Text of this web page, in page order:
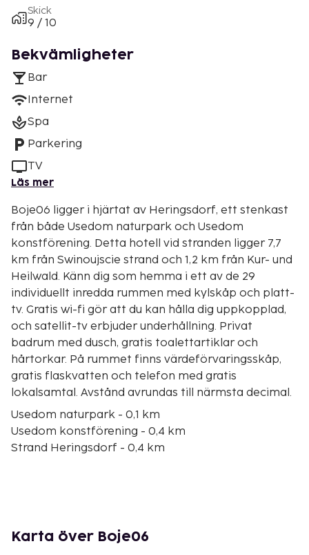
Skick
9 / 10
Bekvämligheter
Bar
Internet
Spa
Parkering
TV
Läs mer
Boje06 ligger i hjärtat av Heringsdorf, ett stenkast
från både Usedom naturpark och Usedom
konstförening. Detta hotell vid stranden ligger 7,7
km från Swinoujscie strand och 1,2 km från Kur- und
Heilwald. Känn dig som hemma i ett av de 29
individuellt inredda rummen med kylskåp och platt-
tv. Gratis wi-fi gör att du kan hålla dig uppkopplad,
och satellit-tv erbjuder underhållning. Privat
badrum med dusch, gratis toalettartiklar och
hårtorkar. På rummet finns värdeförvaringsskåp,
gratis flaskvatten och telefon med gratis
lokalsamtal. Avstånd avrundas till närmsta decimal.
Usedom naturpark - 0,1 km
Usedom konstförening - 0,4 km
Strand Heringsdorf - 0,4 km
Usedom trädtoppspromenad - 1,3 km
Karta över Boje06